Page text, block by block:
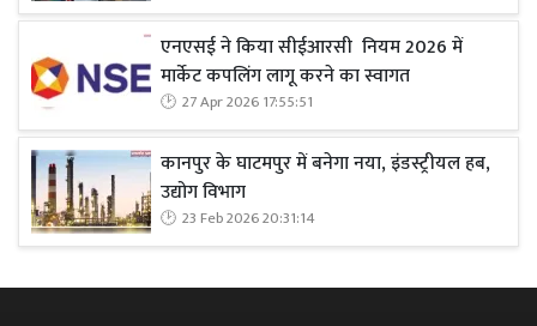
एनएसई ने किया सीईआरसी नियम 2026 में
मार्केट कपलिंग लागू करने का स्वागत
27 Apr 2026 17:55:51
कानपुर के घाटमपुर में बनेगा नया, इंडस्ट्रीयल हब,
उद्योग विभाग
23 Feb 2026 20:31:14